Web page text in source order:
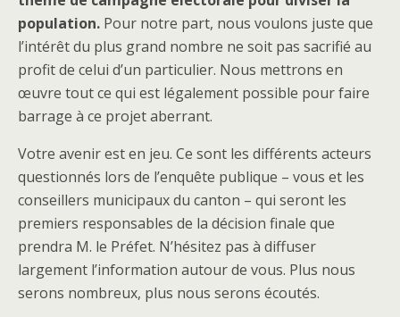
population. Pour notre part, nous voulons juste que
l’intérêt du plus grand nombre ne soit pas sacrifié au
profit de celui d’un particulier. Nous mettrons en
œuvre tout ce qui est légalement possible pour faire
barrage à ce projet aberrant.
Votre avenir est en jeu. Ce sont les différents acteurs
questionnés lors de l’enquête publique – vous et les
conseillers municipaux du canton – qui seront les
premiers responsables de la décision finale que
prendra M. le Préfet. N’hésitez pas à diffuser
largement l’information autour de vous. Plus nous
serons nombreux, plus nous serons écoutés.